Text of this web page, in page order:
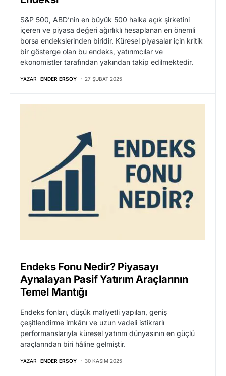
S&P 500, ABD’nin en büyük 500 halka açık şirketini
içeren ve piyasa değeri ağırlıklı hesaplanan en önemli
borsa endekslerinden biridir. Küresel piyasalar için kritik
bir gösterge olan bu endeks, yatırımcılar ve
ekonomistler tarafından yakından takip edilmektedir.
YAZAR: ENDER ERSOY 27 ŞUBAT 2025
Endeks Fonu Nedir? Piyasayı
Aynalayan Pasif Yatırım Araçlarının
Temel Mantığı
Endeks fonları, düşük maliyetli yapıları, geniş
çeşitlendirme imkânı ve uzun vadeli istikrarlı
performanslarıyla küresel yatırım dünyasının en güçlü
araçlarından biri hâline gelmiştir.
YAZAR: ENDER ERSOY 30 KASIM 2025